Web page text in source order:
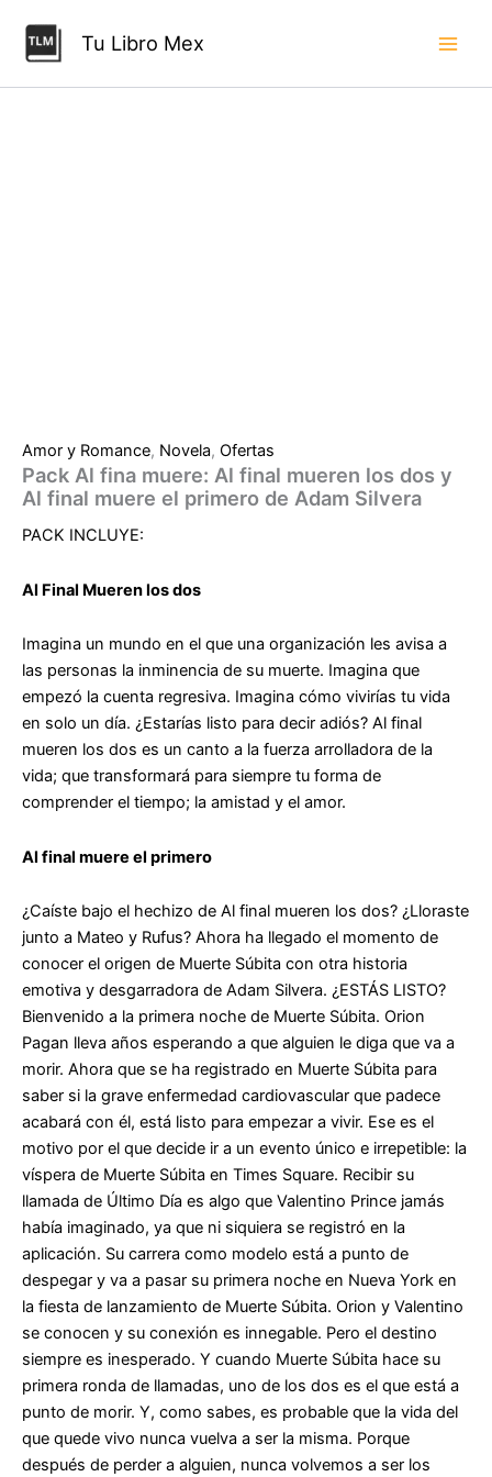
contenido
Tu Libro Mex
Amor y Romance, Novela, Ofertas
Pack Al fina muere: Al final mueren los dos y
Al final muere el primero de Adam Silvera
PACK INCLUYE:
Al Final Mueren los dos
Imagina un mundo en el que una organización les avisa a
las personas la inminencia de su muerte. Imagina que
empezó la cuenta regresiva. Imagina cómo vivirías tu vida
en solo un día. ¿Estarías listo para decir adiós? Al final
mueren los dos es un canto a la fuerza arrolladora de la
vida; que transformará para siempre tu forma de
comprender el tiempo; la amistad y el amor.
Al final muere el primero
¿Caíste bajo el hechizo de Al final mueren los dos? ¿Lloraste
junto a Mateo y Rufus? Ahora ha llegado el momento de
conocer el origen de Muerte Súbita con otra historia
emotiva y desgarradora de Adam Silvera. ¿ESTÁS LISTO?
Bienvenido a la primera noche de Muerte Súbita. Orion
Pagan lleva años esperando a que alguien le diga que va a
morir. Ahora que se ha registrado en Muerte Súbita para
saber si la grave enfermedad cardiovascular que padece
acabará con él, está listo para empezar a vivir. Ese es el
motivo por el que decide ir a un evento único e irrepetible: la
víspera de Muerte Súbita en Times Square. Recibir su
llamada de Último Día es algo que Valentino Prince jamás
había imaginado, ya que ni siquiera se registró en la
aplicación. Su carrera como modelo está a punto de
despegar y va a pasar su primera noche en Nueva York en
la fiesta de lanzamiento de Muerte Súbita. Orion y Valentino
se conocen y su conexión es innegable. Pero el destino
siempre es inesperado. Y cuando Muerte Súbita hace su
primera ronda de llamadas, uno de los dos es el que está a
punto de morir. Y, como sabes, es probable que la vida del
que quede vivo nunca vuelva a ser la misma. Porque
después de perder a alguien, nunca volvemos a ser los
mueren
los